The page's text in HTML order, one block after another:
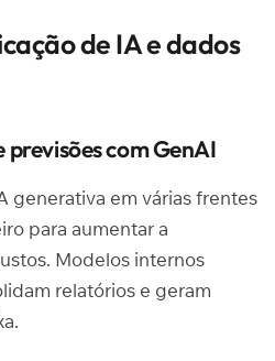
de IA e dados
com GenAI
generativa em várias frentes
para aumentar a
Modelos internos
relatórios e geram